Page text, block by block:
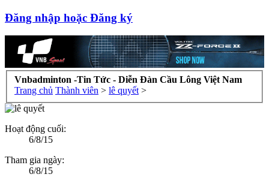
Đăng nhập hoặc Đăng ký
Vnbadminton -Tin Tức - Diễn Đàn Cầu Lông Việt Nam
Trang chủ Thành viên > lê quyết >
Hoạt động cuối:
6/8/15
Tham gia ngày:
6/8/15